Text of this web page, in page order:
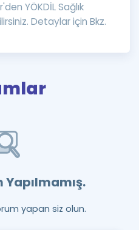
YÖKDİL Sağlık
Detaylar için Bkz.
Yapılmamış.
yapan siz olun.